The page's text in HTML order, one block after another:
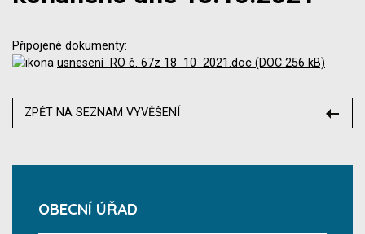
Připojené dokumenty:
usnesení_RO č. 67z 18_10_2021.doc (DOC 256 kB)
ZPĚT NA SEZNAM VYVĚŠENÍ
OBECNÍ ÚŘAD